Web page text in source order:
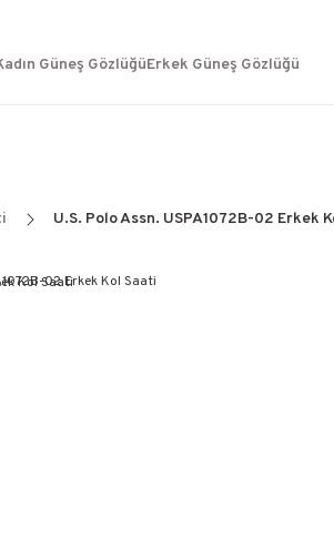
Güneş GözlüğüErkek Güneş Gözlüğü
U.S. Polo Assn. USPA1072B-02 Erkek